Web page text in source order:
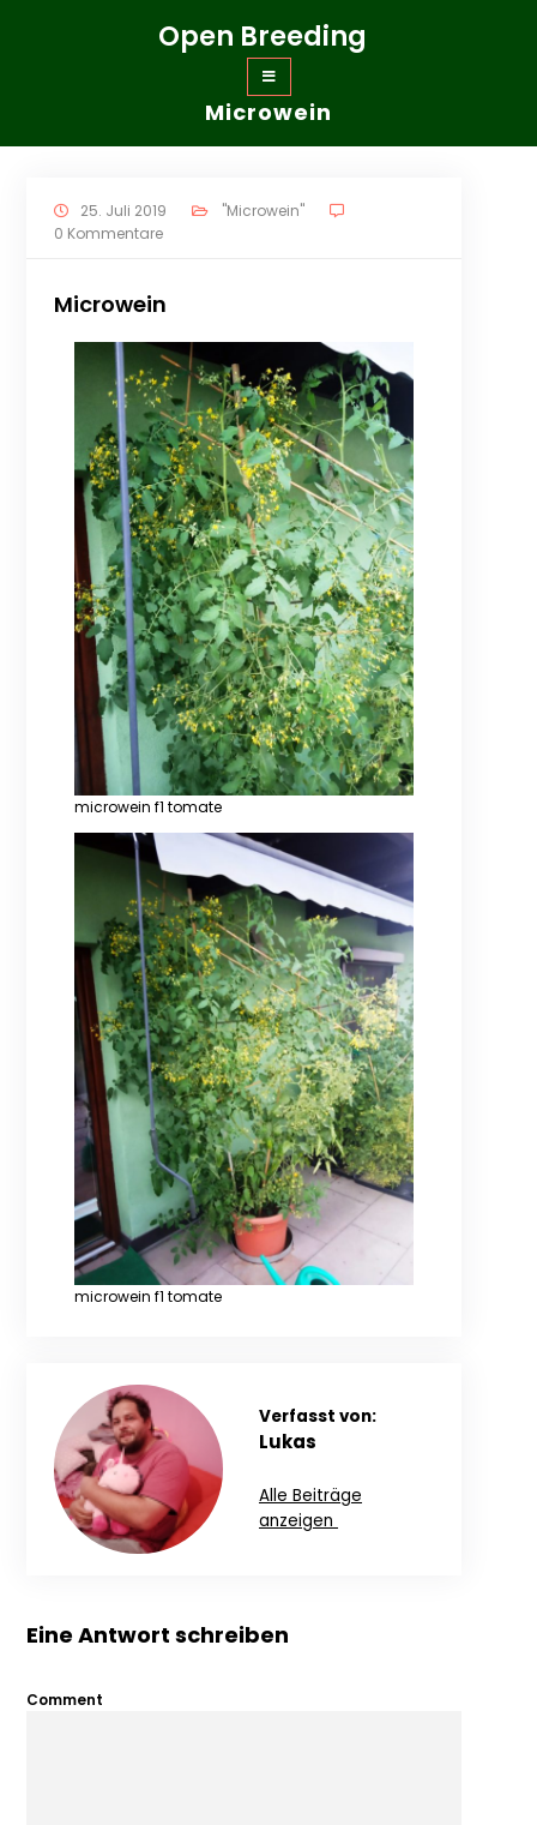
Open Breeding
Microwein
25. Juli 2019
"Microwein"
0 Kommentare
Microwein
microwein f1 tomate
microwein f1 tomate
Verfasst von:
Lukas
Alle Beiträge
anzeigen
Eine Antwort schreiben
Comment